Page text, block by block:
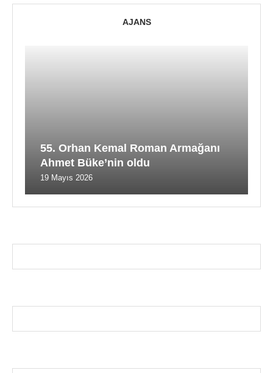
AJANS
55. Orhan Kemal Roman Armağanı
Ahmet Büke’nin oldu
19 Mayıs 2026